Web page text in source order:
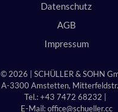
© 2026 | SCHÜLLER & SOHN
A-3300 Amstetten, Mitterfeldstr.
Tel.: +43 7472 68232 |
E-Mail:office@schueller.cc
Datenschutz
AGB
Impressum